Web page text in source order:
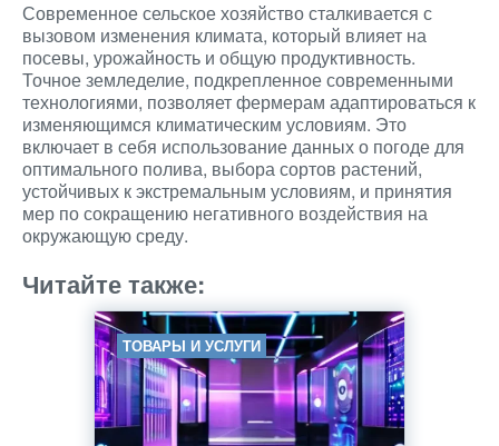
Современное сельское хозяйство сталкивается с
вызовом изменения климата, который влияет на
посевы, урожайность и общую продуктивность.
Точное земледелие, подкрепленное современными
технологиями, позволяет фермерам адаптироваться к
изменяющимся климатическим условиям. Это
включает в себя использование данных о погоде для
оптимального полива, выбора сортов растений,
устойчивых к экстремальным условиям, и принятия
мер по сокращению негативного воздействия на
окружающую среду.
Читайте также:
ТОВАРЫ И УСЛУГИ